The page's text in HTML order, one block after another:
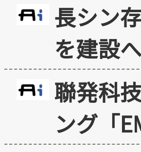
長シン
を建設
聯発科
ング「